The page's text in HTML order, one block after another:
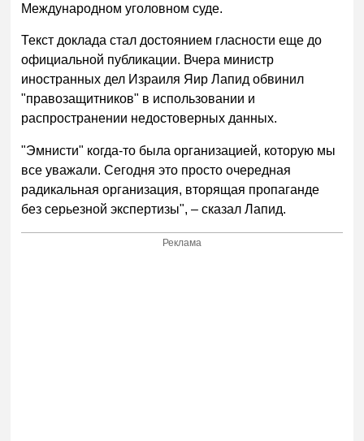
Международном уголовном суде.
Текст доклада стал достоянием гласности еще до
официальной публикации. Вчера министр
иностранных дел Израиля Яир Лапид обвинил
"правозащитников" в использовании и
распространении недостоверных данных.
"Эмнисти" когда-то была организацией, которую мы
все уважали. Сегодня это просто очередная
радикальная организация, вторящая пропаганде
без серьезной экспертизы", – сказал Лапид.
Реклама